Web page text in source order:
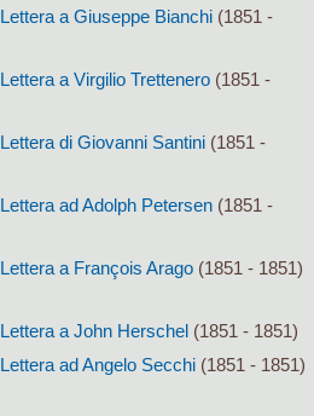
Lettera a Giuseppe Bianchi (1851 -
Lettera a Virgilio Trettenero (1851 -
Lettera di Giovanni Santini (1851 -
Lettera ad Adolph Petersen (1851 -
Lettera a François Arago (1851 - 1851)
Lettera a John Herschel (1851 - 1851)
Lettera ad Angelo Secchi (1851 - 1851)